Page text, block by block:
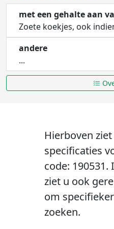
met een gehalte aan
Zoete koekjes, ook
andere
...
Hierboven
specificaties
code:
ziet u ook
om
zoeken.